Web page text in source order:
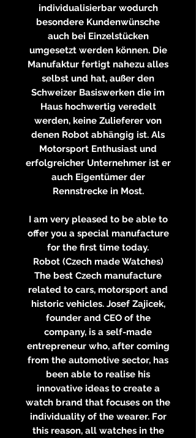
individualisierbar wodurch
besondere Kundenwünsche
auch bei Einzelstücken
umgesetzt werden können. Die
Manufaktur fertigt nahezu alles
selbst und hat, außer den
Schweizer Basiswerken die im
Haus hochwertig veredelt
werden, keine Zulieferer von
denen Robot abhängig ist. Als
Motorsport Enthusiast und
erfolgreicher Unternehmer ist er
auch Eigentümer der
Rennstrecke in Most.
I am very pleased to be able to
offer you a special manufacture
for the first time today.
Robot (Czech made Watches)
The best Czech manufacture
related to cars, motorsport and
historic vehicles. Josef Zajicek,
founder and CEO of the
company, is a self-made
entrepreneur who, after coming
from the automotive sector, has
been able to realise his
innovative ideas to create a
watch brand that focuses on the
individuality of the wearer. For
this reason, all watches in the